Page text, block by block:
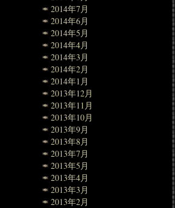
2014年7月
2014年6月
2014年5月
2014年4月
2014年3月
2014年2月
2014年1月
2013年12月
2013年11月
2013年10月
2013年9月
2013年8月
2013年7月
2013年5月
2013年4月
2013年3月
2013年2月